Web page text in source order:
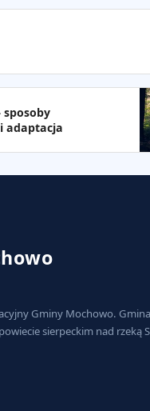
adaptacja
Gminy Mochowo.
sierpeckim nad rzeką